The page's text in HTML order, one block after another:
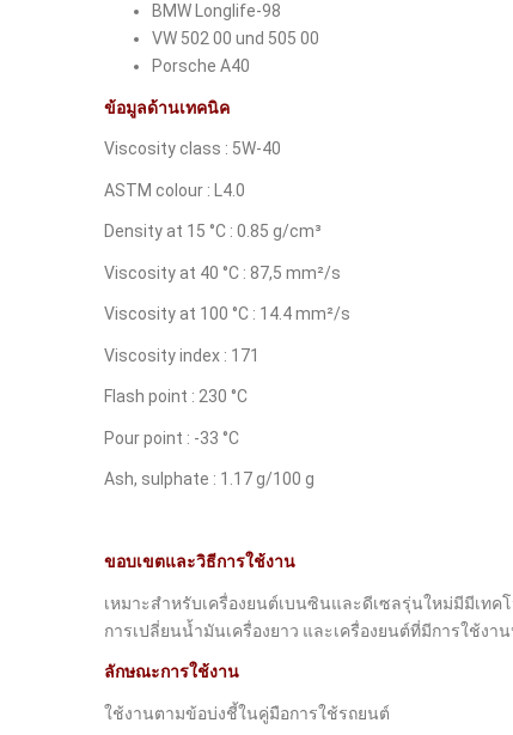
BMW Longlife-98
VW 502 00 und 505 00
Porsche A40
ข้อมูลด้านเทคนิค
Viscosity class : 5W-40
ASTM colour : L4.0
Density at 15 °C : 0.85 g/cm³
Viscosity at 40 °C : 87,5 mm²/s
Viscosity at 100 °C : 14.4 mm²/s
Viscosity index : 171
Flash point : 230 °C
Pour point : -33 °C
Ash, sulphate : 1.17 g/100 g
ขอบเขตและวิธีการใช้งาน
เหมาะสำหรับเครื่องยนต์เบนซินและดีเซลรุ่นใหม่มีมีเทค
การเปลี่ยนน้ำมันเครื่องยาว และเครื่องยนต์ที่มีการใช้งา
ลักษณะการใช้งาน
ใช้งานตามข้อบ่งชี้ในคู่มือการใช้รถยนต์